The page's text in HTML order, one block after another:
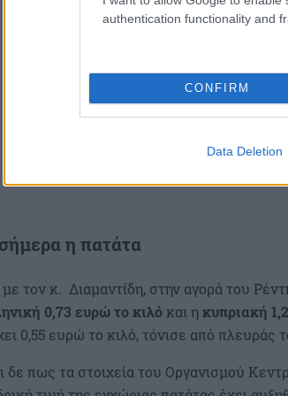
authentication functionality and
CONFIRM
Data Deletion
η πατάτα
τον κ. Διαμαντίδη, στην αγορά του
0,73 ευρώ το κιλόκαι η κυπριακή
0,55 ευρώ το κιλό, τόνισε από πλευράς
δε πως τα στοιχεία του Οργανισμού